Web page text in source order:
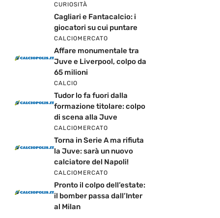
CURIOSITÀ
Cagliari e Fantacalcio: i
giocatori su cui puntare
CALCIOMERCATO
Affare monumentale tra
Juve e Liverpool, colpo da
65 milioni
CALCIO
Tudor lo fa fuori dalla
formazione titolare: colpo
di scena alla Juve
CALCIOMERCATO
Torna in Serie A ma rifiuta
la Juve: sarà un nuovo
calciatore del Napoli!
CALCIOMERCATO
Pronto il colpo dell’estate:
il bomber passa dall’Inter
al Milan